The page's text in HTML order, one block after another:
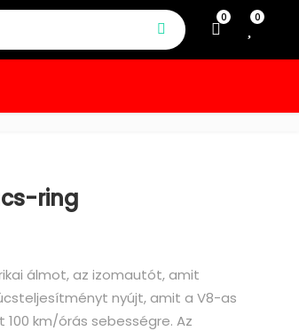
0 0
ring
24 990 Ft - 69
álmot, az izomautót, amit
nyújt, amit a V8-as
km/órás sebességre. Az